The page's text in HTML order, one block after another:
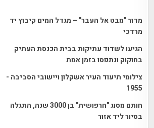
מדור "מבט אל העבר" – מגדל המים קיבוץ יד
מרדכי
הגיעו לשדוד עתיקות בבית הכנסת העתיק
בחוקוק ונתפסו בזמן אמת
צילומי תיעוד העיר אשקלון ויישובי הסביבה -
1955
חותם מסוג "חרפושית" בן 3000 שנה, התגלה
בסיור ליד אזור